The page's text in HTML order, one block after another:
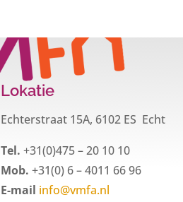
Lokatie
Echterstraat 15A, 6102 ES Echt
Tel. +31(0)475 – 20 10 10
Mob. +31(0) 6 – 4011 66 96
E-mail info@vmfa.nl